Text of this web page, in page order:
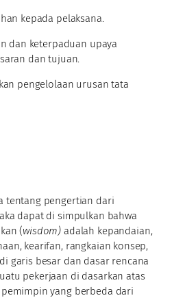
kepada pelaksana.
keterpaduan upaya
dan tujuan.
pengelolaan urusan tata
tentang pengertian dari
dapat di simpulkan bahwa
(wisdom) adalah kepandaian,
kearifan, rangkaian konsep,
garis besar dan dasar rencana
pekerjaan di dasarkan atas
yang berbeda dari